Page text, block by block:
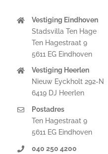
Vestiging Eindhoven
Stadsvilla Ten Hage
Ten Hagestraat 9
5611 EG Eindhoven
Vestiging Heerlen
Nieuw Eyckholt 292-N
6419 DJ Heerlen
Postadres
Ten Hagestraat 9
5611 EG Eindhoven
040 250 4200